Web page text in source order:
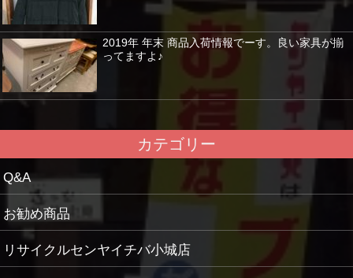
2019年 年末 商品入荷情報でーす。良い家具が揃
ってますよ♪
カテゴリー
Q&A
お勧め商品
リサイクルセンヤイチバ小城店